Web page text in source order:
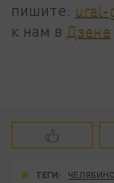
пишите: ural-
к нам в Дзене
ТЕГИ: